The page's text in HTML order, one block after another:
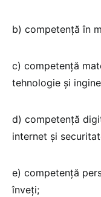
b) competență în
c) competență
tehnologie și
d) competență
internet și
e) competență
înveți;